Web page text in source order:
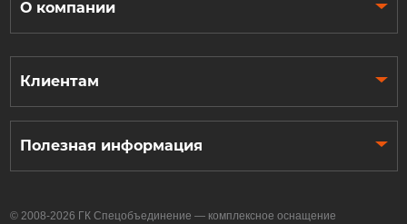
О компании
Клиентам
Полезная информация
© 2008-2026 ГК Спецобъединение — комплексное оснащение